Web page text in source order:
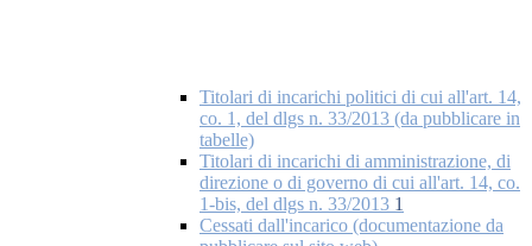
Titolari di incarichi politici di cui all'art. 14,
co. 1, del dlgs n. 33/2013 (da pubblicare in
tabelle)
Titolari di incarichi di amministrazione, di
direzione o di governo di cui all'art. 14, co.
1-bis, del dlgs n. 33/2013 1
Cessati dall'incarico (documentazione da